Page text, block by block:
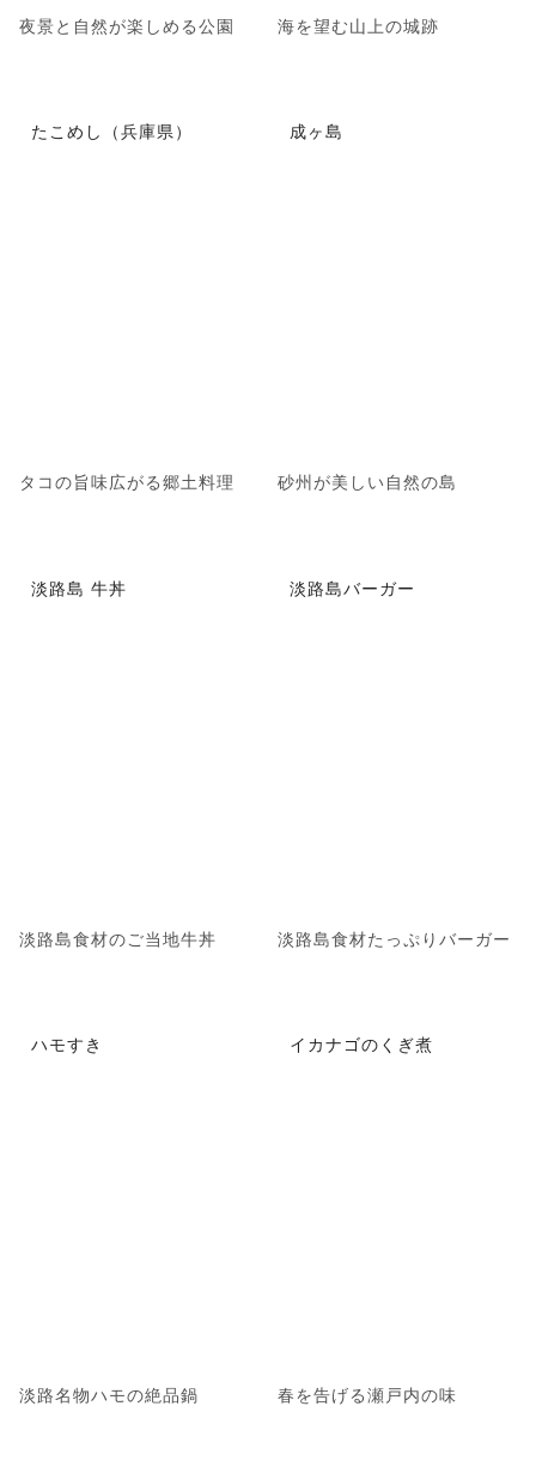
夜景と自然が楽しめる公園 海を望む山上の城跡
たこめし（兵庫県）
タコの旨味広がる郷土料理
成ヶ島
砂州が美しい自然の島
淡路島 牛丼
淡路島食材のご当地牛丼
淡路島バーガー
淡路島食材たっぷりバーガー
ハモすき
淡路名物ハモの絶品鍋
イカナゴのくぎ煮
春を告げる瀬戸内の味